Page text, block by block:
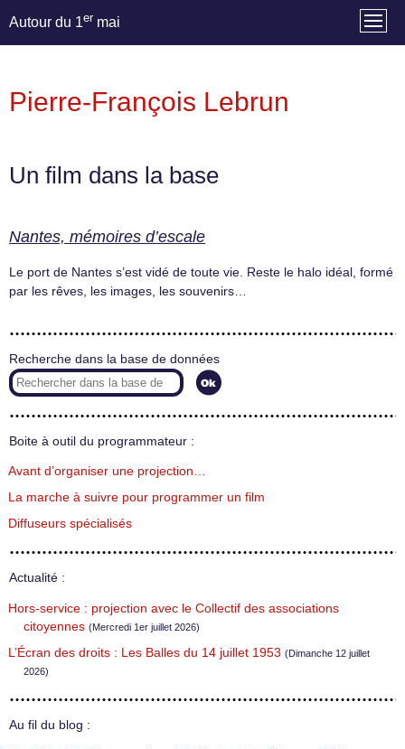
Autour du 1er mai
Pierre-François Lebrun
Un film dans la base
Nantes, mémoires d’escale
Le port de Nantes s’est vidé de toute vie. Reste le halo idéal, formé
par les rêves, les images, les souvenirs…
Recherche dans la base de données
Boite à outil du programmateur :
Avant d’organiser une projection…
La marche à suivre pour programmer un film
Diffuseurs spécialisés
Actualité :
Hors-service : projection avec le Collectif des associations
citoyennes (Mercredi 1er juillet 2026)
L’Écran des droits : Les Balles du 14 juillet 1953 (Dimanche 12 juillet
2026)
Au fil du blog :